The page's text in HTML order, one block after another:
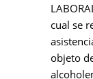
cual se
objeto